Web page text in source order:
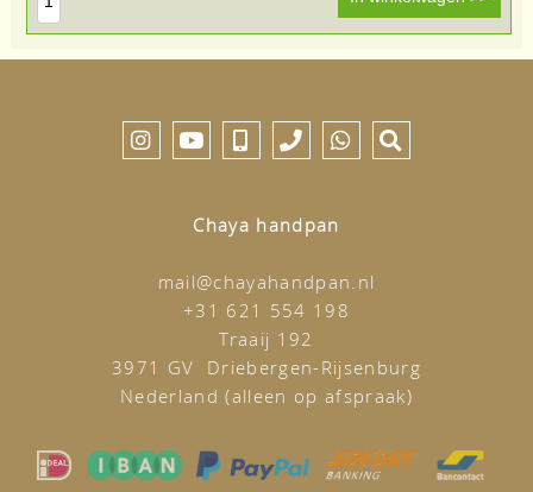
Chaya handpan
mail@chayahandpan.nl
+31 621 554 198
Traaij 192
3971 GV Driebergen-Rijsenburg
Nederland (alleen op afspraak)